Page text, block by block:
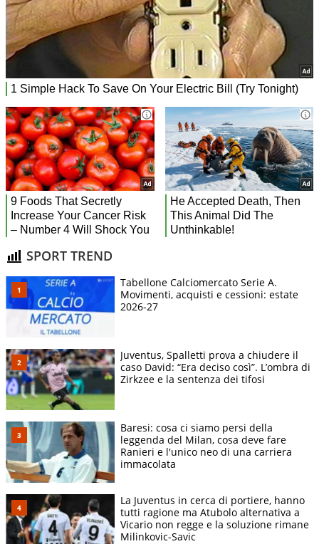
SPORT TREND
Tabellone Calciomercato Serie A.
Movimenti, acquisti e cessioni: estate
2026-27
Juventus, Spalletti prova a chiudere il
caso David: “Era deciso così”. L’ombra di
Zirkzee e la sentenza dei tifosi
Baresi: cosa ci siamo persi della
leggenda del Milan, cosa deve fare
Ranieri e l'unico neo di una carriera
immacolata
La Juventus in cerca di portiere, hanno
tutti ragione ma Atubolo alternativa a
Vicario non regge e la soluzione rimane
Milinkovic-Savic